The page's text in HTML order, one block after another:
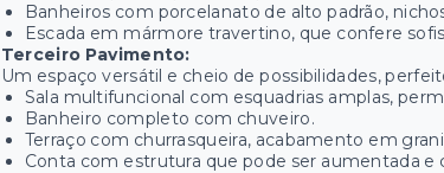
Banheiros com porcelanato de alto padrão,
Escada em mármore travertino, que confere
Terceiro Pavimento:
Um espaço versátil e cheio de possibilidades,
Sala multifuncional com esquadrias amplas,
Banheiro completo com chuveiro.
Terraço com churrasqueira, acabamento em
Conta com estrutura que pode ser aumentada e